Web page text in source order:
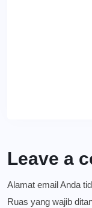
Leave a
Alamat email Anda
Ruas yang wajib